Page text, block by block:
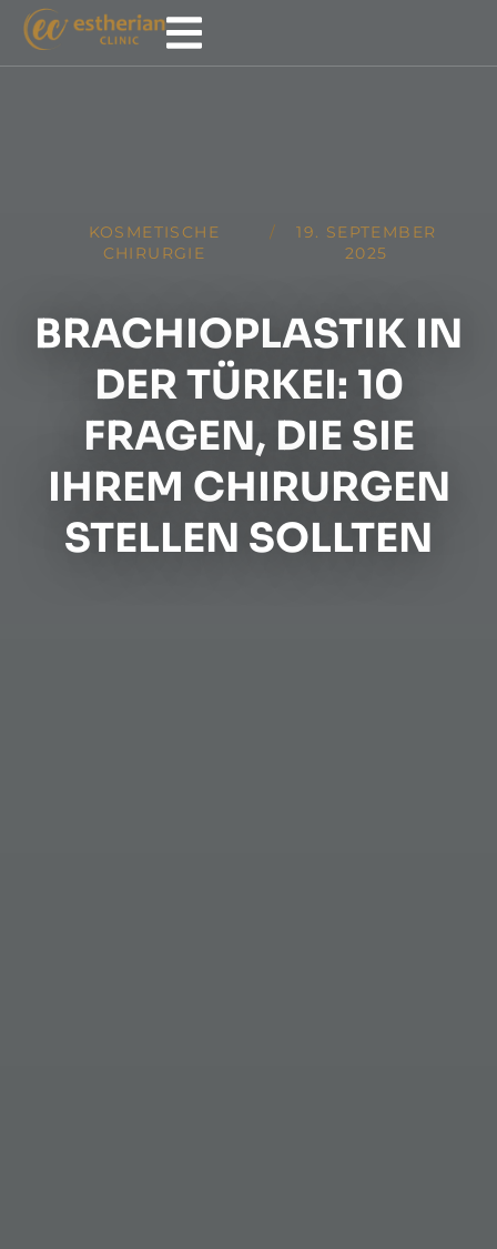
KOSMETISCHE
CHIRURGIE
/
19. SEPTEMBER
2025
BRACHIOPLASTIK IN
DER TÜRKEI: 10
FRAGEN, DIE SIE
IHREM CHIRURGEN
STELLEN SOLLTEN